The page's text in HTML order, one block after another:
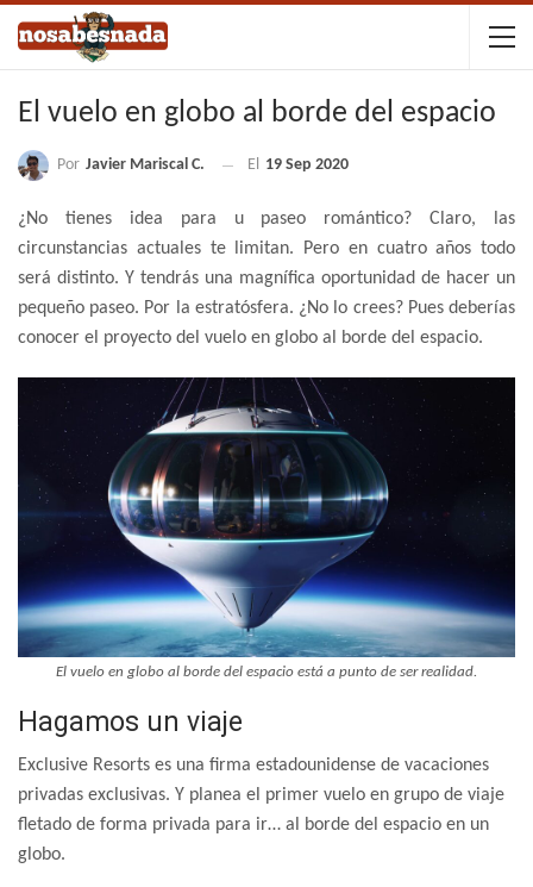
El vuelo en globo al borde del espacio
Por Javier Mariscal C. El 19 Sep 2020
¿No tienes idea para u paseo romántico? Claro, las
circunstancias actuales te limitan. Pero en cuatro años todo
será distinto. Y tendrás una magnífica oportunidad de hacer un
pequeño paseo. Por la estratósfera. ¿No lo crees? Pues deberías
conocer el proyecto del vuelo en globo al borde del espacio.
El vuelo en globo al borde del espacio está a punto de ser realidad.
Hagamos un viaje
Exclusive Resorts es una firma estadounidense de vacaciones
privadas exclusivas. Y planea el primer vuelo en grupo de viaje
fletado de forma privada para ir… al borde del espacio en un
globo.